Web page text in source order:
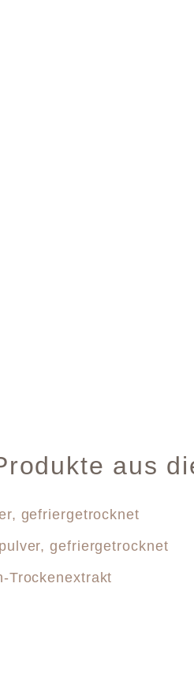
aus
gefriergetrocknet
gefriergetrocknet
Trockenextrakt